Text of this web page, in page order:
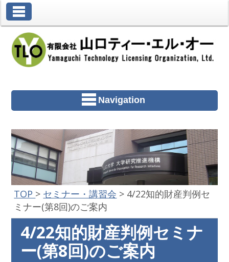
Navigation
TOP > セミナー・講習会 > 4/22知的財産判例セ
ミナー(第8回)のご案内
4/22知的財産判例セミナ
ー(第8回)のご案内